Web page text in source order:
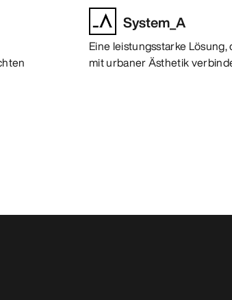
System_A
Eine leistungsstarke
mit urbaner Ästhetik